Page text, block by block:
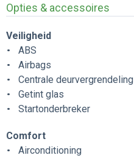
Opties & accessoires
Veiligheid
ABS
Airbags
Centrale deurvergrendeling
Getint glas
Startonderbreker
Comfort
Airconditioning